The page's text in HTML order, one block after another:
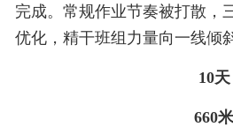
完成。常规作业节奏被打散，
优化，精干班组力量向一线倾斜
10天
660米